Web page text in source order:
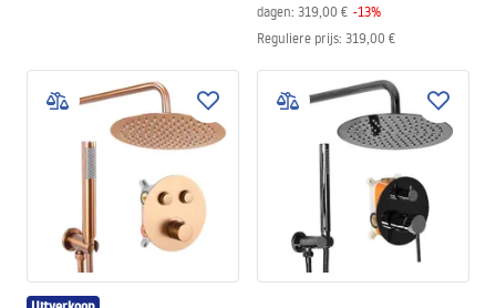
dagen: 319,00 € -13%
Reguliere prijs: 319,00 €